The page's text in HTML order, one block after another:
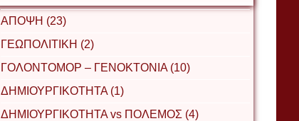
ΑΠΟΨΗ (23)
ΓΕΩΠΟΛΙΤΙΚΗ (2)
ΓΟΛΟΝΤΟΜΟΡ – ΓΕΝΟΚΤΟΝΙΑ (10)
ΔΗΜΙΟΥΡΓΙΚΟΤΗΤΑ (1)
ΔΗΜΙΟΥΡΓΙΚΟΤΗΤΑ vs ΠΟΛΕΜΟΣ (4)